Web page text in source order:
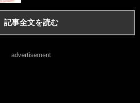
記事全文を読む
advertisement